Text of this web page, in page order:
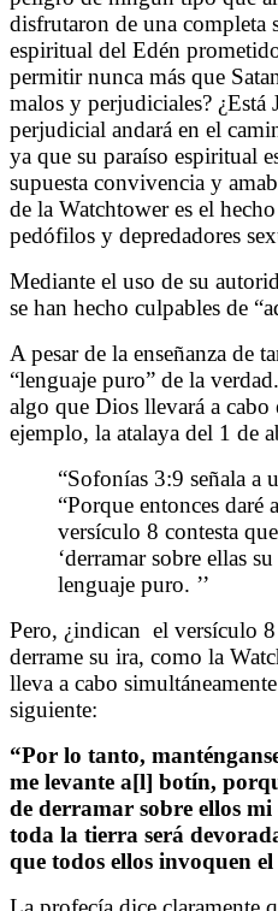
disfrutaron de una completa
espiritual del Edén
permitir nunca más que
malos y perjudiciales? ¿Está
perjudicial andará en el
ya que su paraíso espiritual
supuesta convivencia y
de la Watchtower es el
pedófilos y depredadores
Mediante el uso de su
se han hecho culpables de
A pesar de la enseñanza de
“lenguaje puro” de la
algo que Dios llevará a
ejemplo, la atalaya del 1 de
“Sofonías 3:9 señala
“Porque entonces daré
versículo 8 contesta
‘derramar sobre ellas
lenguaje puro. ’’
Pero, ¿indican el versículo
derrame su ira, como la
lleva a cabo
siguiente:
“Por lo tanto,
me levante a[l] botín,
de derramar sobre ellos
toda la tierra será
que todos ellos invoquen